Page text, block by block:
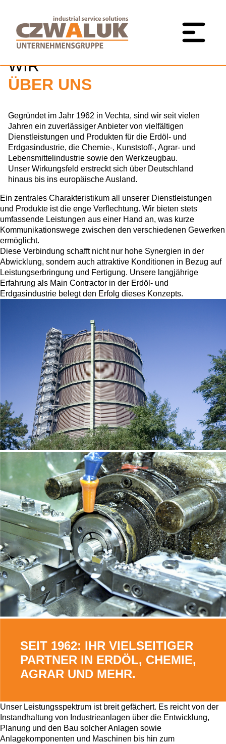
WIR VISIONEN UND
INNOVATIONEN
WIR
ÜBER UNS
Gegründet im Jahr 1962 in Vechta, sind wir seit vielen
Jahren ein zuverlässiger Anbieter von vielfältigen
Dienstleistungen und Produkten für die Erdöl- und
Erdgasindustrie, die Chemie-, Kunststoff-, Agrar- und
Lebensmittelindustrie sowie den Werkzeugbau.
Unser Wirkungsfeld erstreckt sich über Deutschland
hinaus bis ins europäische Ausland.
Ein zentrales Charakteristikum all unserer Dienstleistungen
und Produkte ist die enge Verflechtung. Wir bieten stets
umfassende Leistungen aus einer Hand an, was kurze
Kommunikationswege zwischen den verschiedenen Gewerken
ermöglicht.
Diese Verbindung schafft nicht nur hohe Synergien in der
Abwicklung, sondern auch attraktive Konditionen in Bezug auf
Leistungserbringung und Fertigung. Unsere langjährige
Erfahrung als Main Contractor in der Erdöl- und
Erdgasindustrie belegt den Erfolg dieses Konzepts.
SEIT 1962: IHR VIELSEITIGER
PARTNER IN ERDÖL, CHEMIE,
AGRAR UND MEHR.
Unser Leistungsspektrum ist breit gefächert. Es reicht von der
Instandhaltung von Industrieanlagen über die Entwicklung,
Planung und den Bau solcher Anlagen sowie
Anlagekomponenten und Maschinen bis hin zum